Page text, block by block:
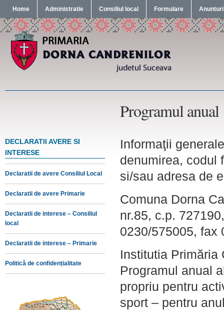
Home Administratie Consiliul local Formulare Anunturi
Programul anual
DECLARATII AVERE SI
INTERESE
Declaratii de avere Consiliul Local
Declaratii de avere Primarie
Declaratii de interese – Consiliul
local
Declaratii de interese – Primarie
Politică de confidențialitate
Informaţii
denumirea, codul
si/sau adresa de
Comuna Dorna
nr.85, c.p.
0230/575005, fax
Institutia Primăria
Programul anual
propriu pentru
sport – pentru